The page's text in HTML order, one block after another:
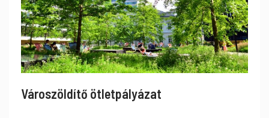
Városzöldítő ötletpályázat